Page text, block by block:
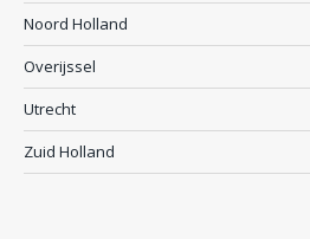
Noord Holland
Overijssel
Utrecht
Zuid Holland